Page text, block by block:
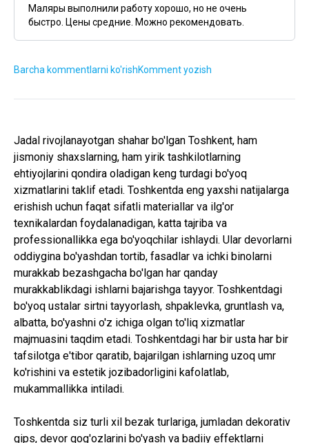
Маляры выполнили работу хорошо, но не очень
быстро. Цены средние. Можно рекомендовать.
Barcha kommentlarni ko'rishKomment yozish
Jadal rivojlanayotgan shahar bo'lgan Toshkent, ham
jismoniy shaxslarning, ham yirik tashkilotlarning
ehtiyojlarini qondira oladigan keng turdagi bo'yoq
xizmatlarini taklif etadi. Toshkentda eng yaxshi natijalarga
erishish uchun faqat sifatli materiallar va ilg'or
texnikalardan foydalanadigan, katta tajriba va
professionallikka ega bo'yoqchilar ishlaydi. Ular devorlarni
oddiygina bo'yashdan tortib, fasadlar va ichki binolarni
murakkab bezashgacha bo'lgan har qanday
murakkablikdagi ishlarni bajarishga tayyor. Toshkentdagi
bo'yoq ustalar sirtni tayyorlash, shpaklevka, gruntlash va,
albatta, bo'yashni o'z ichiga olgan to'liq xizmatlar
majmuasini taqdim etadi. Toshkentdagi har bir usta har bir
tafsilotga e'tibor qaratib, bajarilgan ishlarning uzoq umr
ko'rishini va estetik jozibadorligini kafolatlab,
mukammallikka intiladi.
Toshkentda siz turli xil bezak turlariga, jumladan dekorativ
gips, devor qog'ozlarini bo'yash va badiiy effektlarni